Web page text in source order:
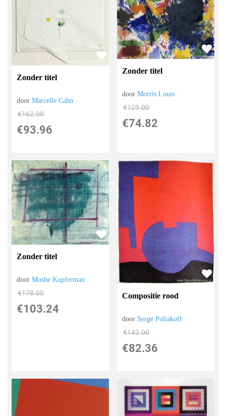
Zonder titel
doorMarcelle Cahn
€162.00
€93.96
Zonder titel
doorMorris Louis
€129.00
€74.82
Zonder titel
doorMoshe Kupferman
€178.00
€103.24
Compositie rood
door Serge Poliakoff
€142.00
€82.36